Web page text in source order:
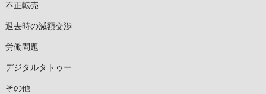
不正転売
退去時の減額交渉
労働問題
デジタルタトゥー
その他